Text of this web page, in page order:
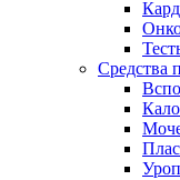
Средства